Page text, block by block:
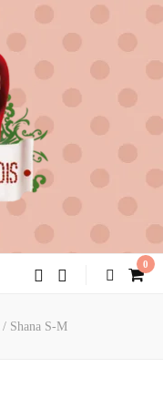
0
/ Shana S-M